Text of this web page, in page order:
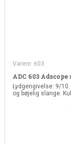
Varenr. 603
ADC 603
Lydgengivelse: 9/
og bøjelig slange.